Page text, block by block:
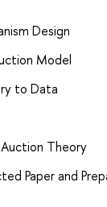
Design
Model
to Data
Theory
Paper and